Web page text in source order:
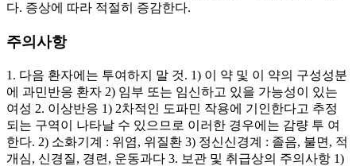
다. 증상에 따라 적절히 증감한다.
주의사항
1. 다음 환자에는 투여하지 말 것. 1) 이 약 및 이 약의 구성성분
에 과민반응 환자 2) 임부 또는 임신하고 있을 가능성이 있는
여성 2. 이상반응 1) 2차적인 도파민 작용에 기인한다고 추정
되는 구역이 나타날 수 있으므로 이러한 경우에는 감량 투 여
한다. 2) 소화기계 : 위염, 위질환 3) 정신신경계 : 졸음, 불면, 적
개심, 신경질, 경련, 운동과다 3. 보관 및 취급상의 주의사항 1)